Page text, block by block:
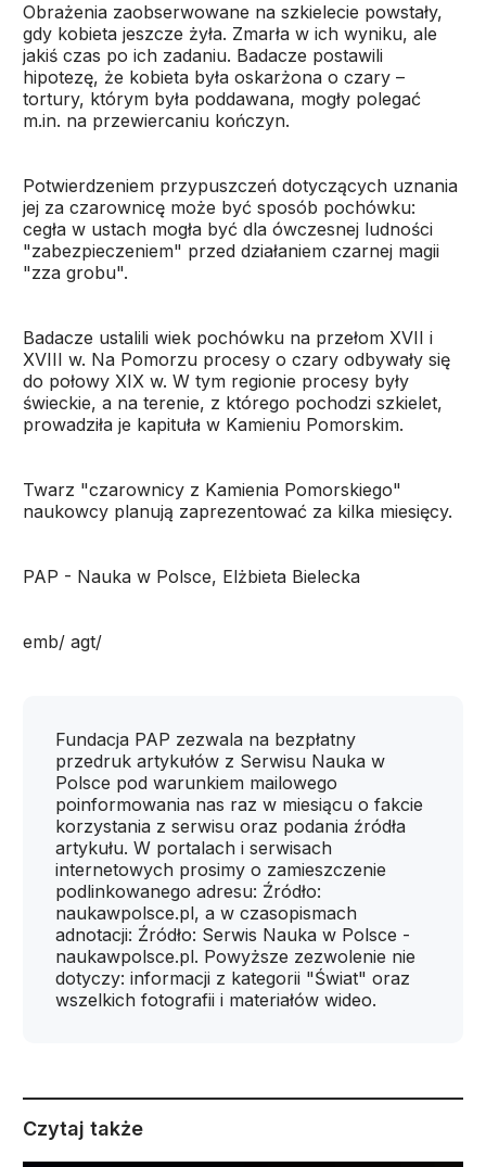
Obrażenia zaobserwowane na szkielecie powstały,
gdy kobieta jeszcze żyła. Zmarła w ich wyniku, ale
jakiś czas po ich zadaniu. Badacze postawili
hipotezę, że kobieta była oskarżona o czary –
tortury, którym była poddawana, mogły polegać
m.in. na przewiercaniu kończyn.
Potwierdzeniem przypuszczeń dotyczących uznania
jej za czarownicę może być sposób pochówku:
cegła w ustach mogła być dla ówczesnej ludności
"zabezpieczeniem" przed działaniem czarnej magii
"zza grobu".
Badacze ustalili wiek pochówku na przełom XVII i
XVIII w. Na Pomorzu procesy o czary odbywały się
do połowy XIX w. W tym regionie procesy były
świeckie, a na terenie, z którego pochodzi szkielet,
prowadziła je kapituła w Kamieniu Pomorskim.
Twarz "czarownicy z Kamienia Pomorskiego"
naukowcy planują zaprezentować za kilka miesięcy.
PAP - Nauka w Polsce, Elżbieta Bielecka
emb/ agt/
Fundacja PAP zezwala na bezpłatny
przedruk artykułów z Serwisu Nauka w
Polsce pod warunkiem mailowego
poinformowania nas raz w miesiącu o fakcie
korzystania z serwisu oraz podania źródła
artykułu. W portalach i serwisach
internetowych prosimy o zamieszczenie
podlinkowanego adresu: Źródło:
naukawpolsce.pl, a w czasopismach
adnotacji: Źródło: Serwis Nauka w Polsce -
naukawpolsce.pl. Powyższe zezwolenie nie
dotyczy: informacji z kategorii "Świat" oraz
wszelkich fotografii i materiałów wideo.
Czytaj także